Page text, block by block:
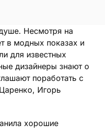
Несмотря на
в модных показах и
для известных
дизайнеры знают о
поработать с
Игорь
хорошие